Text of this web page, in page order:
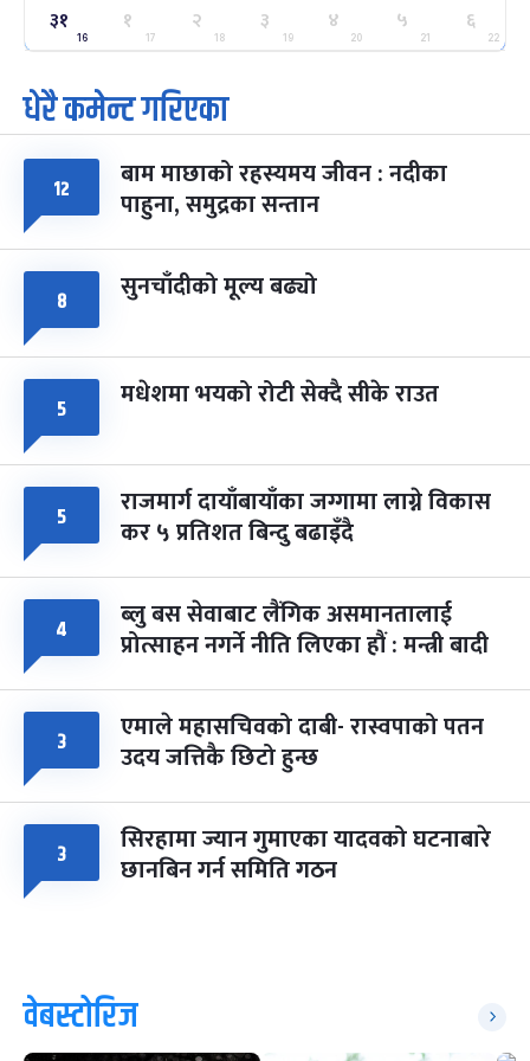
२५
मंगल
ग्याल्पो ल्होसार
फाल्गुन २५, २०८३ Mar 9, 2027
७ महिना बाँकी
७
आइत
पूर्णिमा व्रत
चैत्र ७, २०८३-Mar 21, 2027
८ फागुपूर्णिमा
चैत्र ८, २०८३-Mar 22, 2027
७ महिना बाँकी
३१
16
१
17
२
18
३
19
४
20
५
21
६
22
धेरै कमेन्ट गरिएका
१२ बाम माछाको रहस्यमय जीवन : नदीका
पाहुना, समुद्रका सन्तान
८ सुनचाँदीको मूल्य बढ्यो
५ मधेशमा भयको रोटी सेक्दै सीके राउत
५ राजमार्ग दायाँबायाँका जग्गामा लाग्ने विकास
कर ५ प्रतिशत बिन्दु बढाइँदै
४ ब्लु बस सेवाबाट लैंगिक असमानतालाई
प्रोत्साहन नगर्ने नीति लिएका हौं : मन्त्री बादी
३ एमाले महासचिवको दाबी- रास्वपाको पतन
उदय जत्तिकै छिटो हुन्छ
३ सिरहामा ज्यान गुमाएका यादवको घटनाबारे
छानबिन गर्न समिति गठन
वेबस्टोरिज